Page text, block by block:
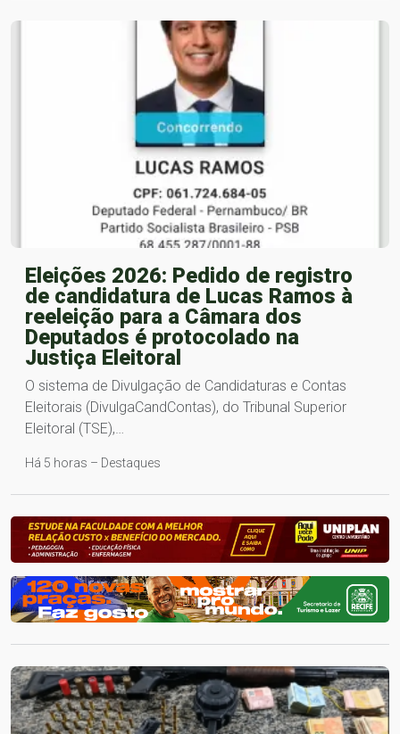
Eleições 2026: Pedido de registro
de candidatura de Lucas Ramos à
reeleição para a Câmara dos
Deputados é protocolado na
Justiça Eleitoral
O sistema de Divulgação de Candidaturas e Contas
Eleitorais (DivulgaCandContas), do Tribunal Superior
Eleitoral (TSE),…
Há 5 horas – Destaques